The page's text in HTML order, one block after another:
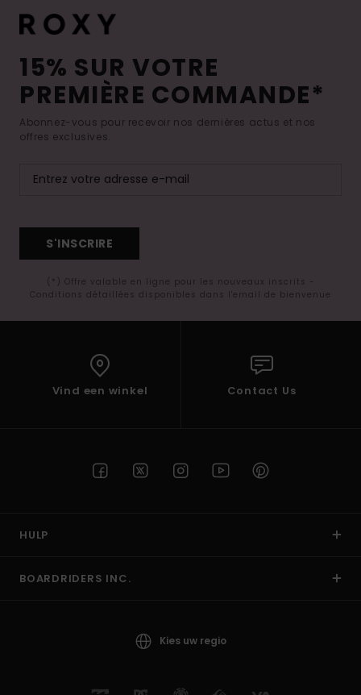
15% SUR VOTRE
PREMIÈRE COMMANDE*
Abonnez-vous pour recevoir nos dernières actus et nos
offres exclusives.
S'INSCRIRE
(*) Offre valable en ligne pour les nouveaux inscrits -
Conditions détaillées disponibles dans l'email de bienvenue
Vind een winkel Contact Us
HULP
BOARDRIDERS INC.
Kies uw regio